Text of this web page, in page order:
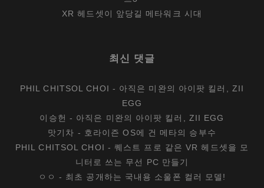
XR 헤드셋이 앞당길 메타워크 시대
최신 댓글
PHIL CHITSOL CHOI - 아직은 미완의 아이팟 킬러, ZII
EGG
이승헌 - 아직은 미완의 아이팟 킬러, ZII EGG
맛기차 - 호라이즌 OS에 건 메타의 승부수
PHIL CHITSOL CHOI -퀘스트 프로 같은 VR 헤드셋을 모
니터로 쓰는 무선 PC 만들기
ㅇㅇ - 최초 공개하는 국내용 소울폰 컬러 모델!